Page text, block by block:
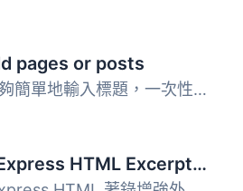
pages or posts
這款外掛能夠簡單地輸入標題，一次性新增多篇文章或頁面。如...
Timeline Express HTML Excerpts Add-on